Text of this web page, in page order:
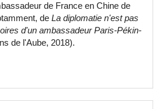
de France en Chine de
de La diplomatie n'est pas
d'un ambassadeur Paris-Pékin-
de l'Aube, 2018).